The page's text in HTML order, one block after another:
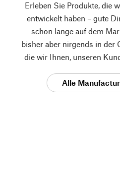
Erleben Sie Produkte, die
entwickelt haben – gute
schon lange auf dem
bisher aber nirgends in der
die wir Ihnen, unseren
Alle